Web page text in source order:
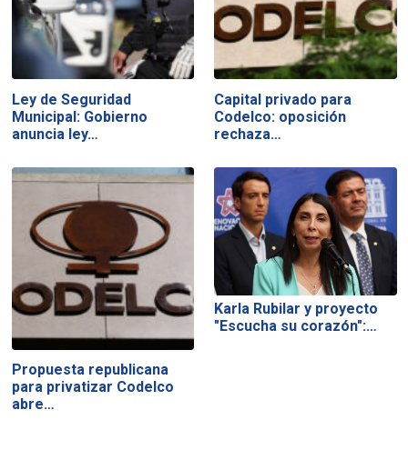
Ley de Seguridad
Municipal: Gobierno
anuncia ley…
Capital privado para
Codelco: oposición
rechaza…
Propuesta republicana
para privatizar Codelco
abre…
Karla Rubilar y proyecto
"Escucha su corazón":…